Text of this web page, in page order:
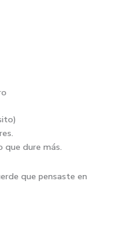
que dure más.
que pensaste en